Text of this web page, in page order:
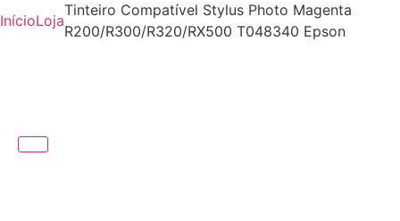
InícioLoja
Tinteiro Compatível Stylus Photo Magenta
R200/R300/R320/RX500 T048340 Epson